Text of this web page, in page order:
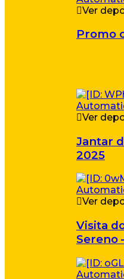
Ver
Promo
Ver
Jantar
2025
Ver
Visita
Sereno